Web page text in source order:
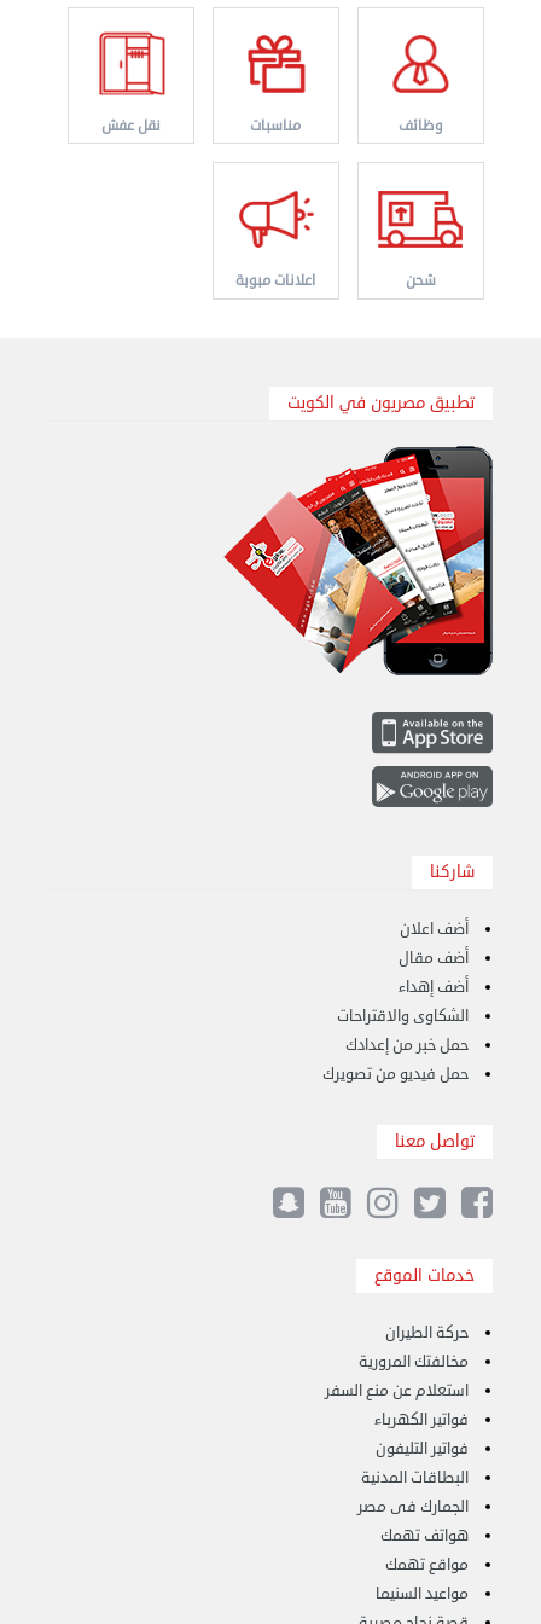
نقل عفش الكويت 50636444 فك وتركيب ايكيا محلي ...
نقل عفش الكويت 50636444 فك وتركيب ايكيا محلي ...
السبت 31 أغسطس 2024 06:31 م
نقل عفش الكويت 50767633 هاف لوري نقل أغراض ...
الأربعاء 28 أغسطس 2024 12:25 م
نقل عفش الكويت 50636444 فك وتركيب ايكيا محلي ...
الإثنين 26 أغسطس 2024 11:31 ص
وظائف مناسبات نقل عفش
شحن اعلانات مبوبة
تطبيق مصريون في الكويت
شاركنا
أضف اعلان
أضف مقال
أضف إهداء
الشكاوى والاقتراحات
حمل خبر من إعدادك
حمل فيديو من تصويرك
تواصل معنا
خدمات الموقع
حركة الطيران
مخالفتك المرورية
استعلام عن منع السفر
فواتير الكهرباء
فواتير التليفون
البطاقات المدنية
الجمارك فى مصر
هواتف تهمك
مواقع تهمك
مواعيد السنيما